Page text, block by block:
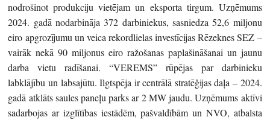
nodrošinot produkciju vietējam un eksporta tirgum. Uzņēmums
2024. gadā nodarbināja 372 darbiniekus, sasniedza 52,6 miljonu
eiro apgrozījumu un veica rekordlielas investīcijas Rēzeknes SEZ –
vairāk nekā 90 miljonus eiro ražošanas paplašināšanai un jaunu
darba vietu radīšanai. “VEREMS” rūpējas par darbinieku
labklājību un labsajūtu. Ilgtspēja ir centrālā stratēģijas daļa – 2024.
gadā atklāts saules paneļu parks ar 2 MW jaudu. Uzņēmums aktīvi
sadarbojas ar izglītības iestādēm, pašvaldībām un NVO, atbalsta